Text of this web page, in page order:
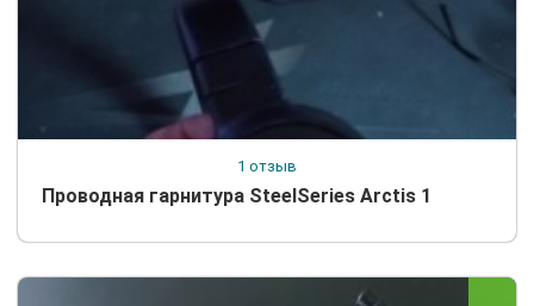
1 отзыв
Проводная гарнитура SteelSeries Arctis 1